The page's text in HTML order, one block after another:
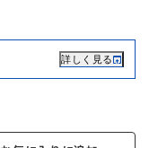
詳しく見る